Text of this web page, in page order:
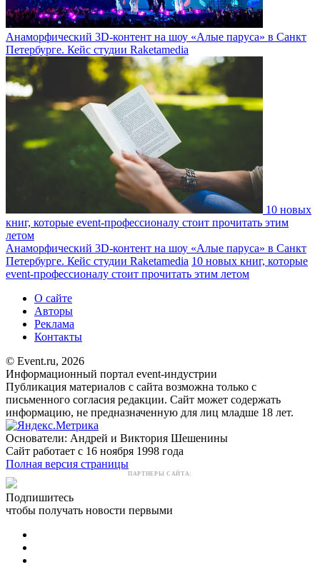
Анаморфический 3D-контент на шоу «Алые паруса» в Санкт
Петербурге. Кейс студии Raketamedia
10 новых
книг, которые event-профессионалу стоит прочитать этим
летом
Анаморфический 3D-контент на шоу «Алые паруса» в Санкт
Петербурге. Кейс студии Raketamedia 10 новых книг, которые
event-профессионалу стоит прочитать этим летом
О сайте
Авторы
Реклама
Контакты
© Event.ru, 2026
Информационный портал event-индустрии
Публикация материалов с сайта возможна только с
письменного согласия редакции. Сайт может содержать
информацию, не предназначенную для лиц младше 18 лет.
Основатели: Андрей и Виктория Шешенины
Сайт работает с 16 ноября 1998 года
Полная версия страницы
ПАРТНЕРЫ САЙТА:
Подпишитесь
чтобы получать новости первыми